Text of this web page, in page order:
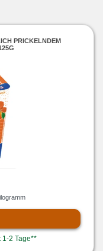
PRICKELNDEM
1-2 Tage**